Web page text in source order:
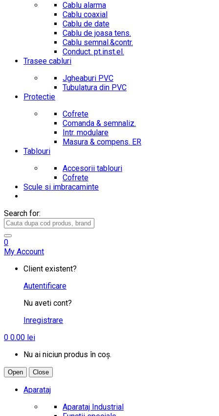
Cablu alarma
Cablu coaxial
Cablu de date
Cablu de joasa tens.
Cablu semnal.&contr.
Conduct. pt.inst.el.
Trasee cabluri
Jgheaburi PVC
Tubulatura din PVC
Protectie
Cofrete
Comanda & semnaliz.
Intr. modulare
Masura & compens. ER
Tablouri
Accesorii tablouri
Cofrete
Scule si imbracaminte
Search for:
0
My Account
Client existent?
Autentificare
Nu aveti cont?
Inregistrare
0 0.00 lei
Nu ai niciun produs în coș.
Open Close
Aparataj
Aparataj Industrial